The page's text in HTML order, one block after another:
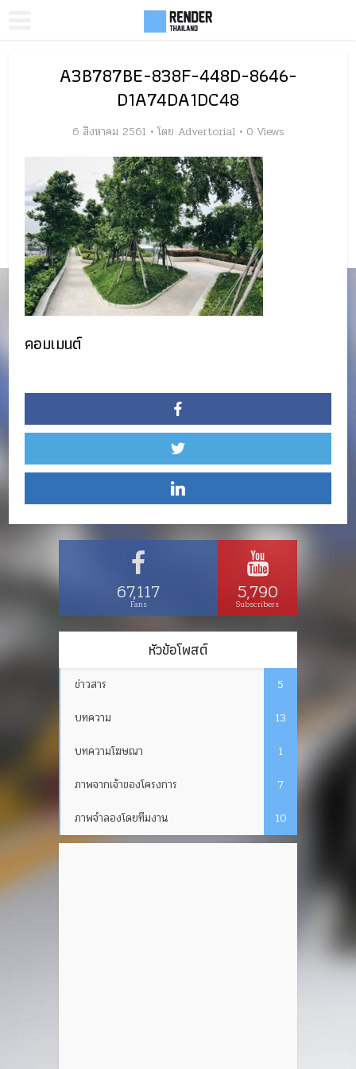
A3B787BE-838F-448D-8646-
D1A74DA1DC48
6 สิงหาคม 2561 โดย Advertorial 0 Views
คอมเมนต์
67,117
Fans 5,790
Subscribers
หัวข้อโพสต์
ข่าวสาร
5
บทความ
13
บทความโฆษณา
1
ภาพจากเจ้าของโครงการ
7
ภาพจำลองโดยทีมงาน
10